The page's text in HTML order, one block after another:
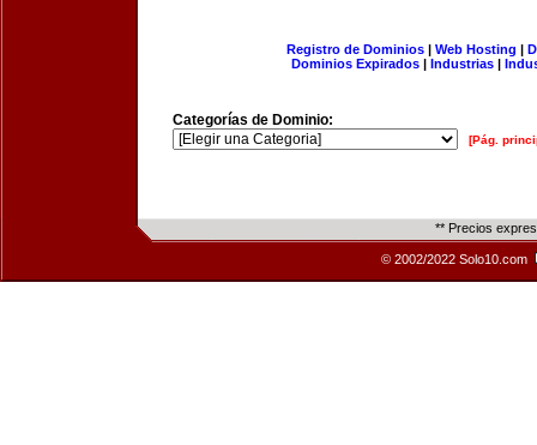
Registro de Dominios| Web Hosting |
Dominios Expirados | Industrias |
Categorías de Dominio:
[Pág.
** Precios
© 2002/2022 Solo10.com